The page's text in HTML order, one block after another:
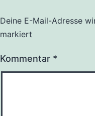
Deine E-Mail-Adresse
markiert
Kommentar *